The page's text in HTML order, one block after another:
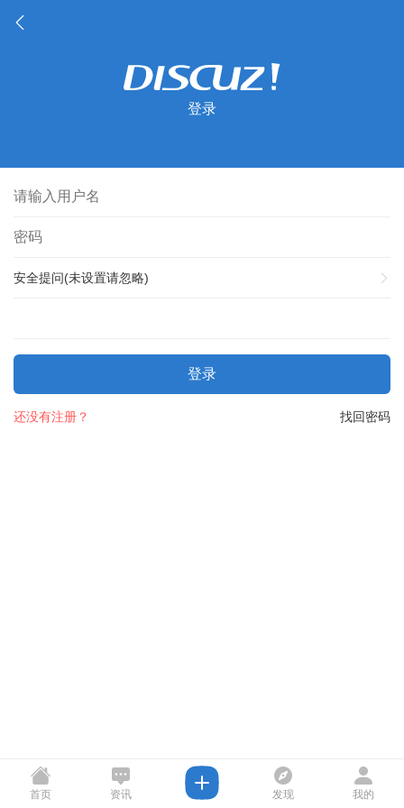
登录
安全提问(未设置请忽略)
登录
找回密码
还没有注册？
首页 资讯 发现 我的